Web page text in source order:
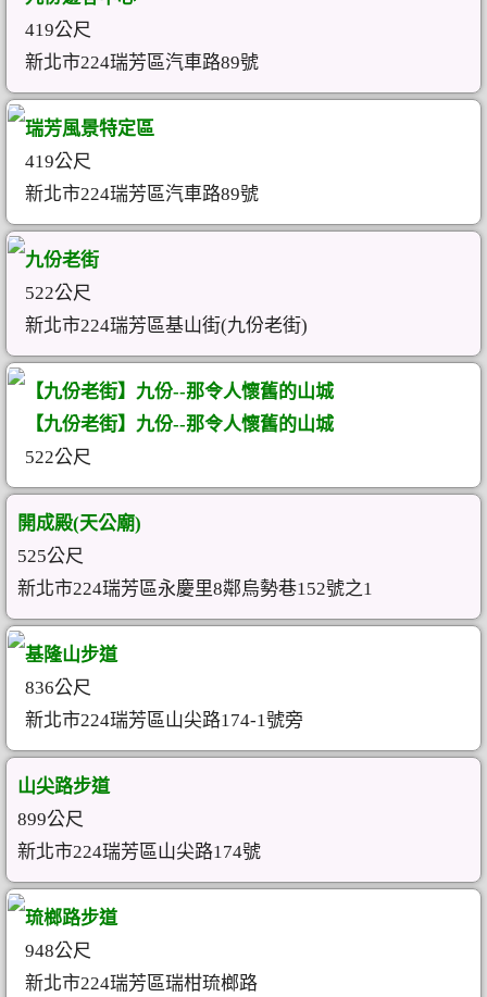
419公尺
新北市224瑞芳區汽車路89號
瑞芳風景特定區
419公尺
新北市224瑞芳區汽車路89號
九份老街
522公尺
新北市224瑞芳區基山街(九份老街)
【九份老街】九份--那令人懷舊的山城
【九份老街】九份--那令人懷舊的山城
522公尺
開成殿(天公廟)
525公尺
新北市224瑞芳區永慶里8鄰烏勢巷152號之1
基隆山步道
836公尺
新北市224瑞芳區山尖路174-1號旁
山尖路步道
899公尺
新北市224瑞芳區山尖路174號
琉榔路步道
948公尺
新北市224瑞芳區瑞柑琉榔路